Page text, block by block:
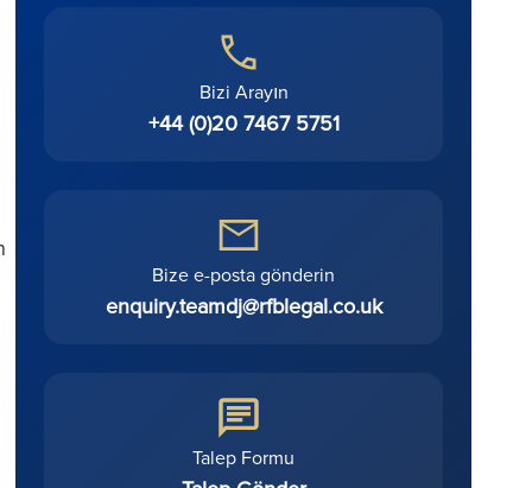
Bizi Arayın
+44 (0)20 7467 5751
Bize e-posta gönderin
enquiry.teamdj@rfblegal.co.uk
Talep Formu